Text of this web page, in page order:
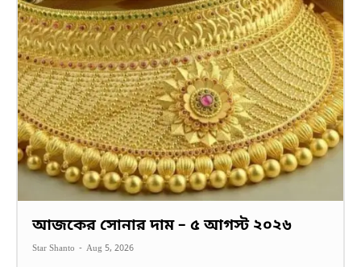
আজকের সোনার দাম – ৫ আগস্ট ২০২৬
Star Shanto - Aug 5, 2026